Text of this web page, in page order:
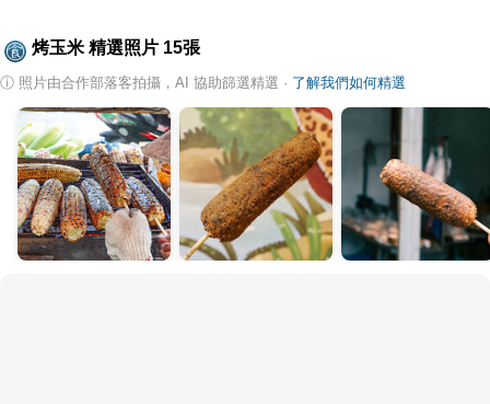
烤玉米 精選照片 15張
ⓘ 照片由合作部落客拍攝，AI 協助篩選精選 · 了解我們如何精選